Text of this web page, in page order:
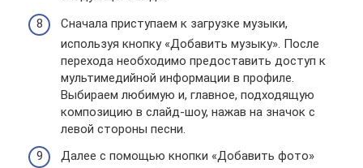
Сначала приступаем к загрузке музыки,
используя кнопку «Добавить музыку». После
перехода необходимо предоставить доступ к
мультимедийной информации в профиле.
Выбираем любимую и, главное, подходящую
композицию в слайд-шоу, нажав на значок с
левой стороны песни.
Далее с помощью кнопки «Добавить фото»